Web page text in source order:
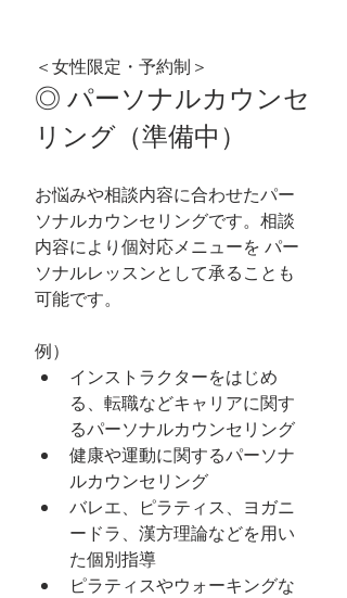
＜女性限定・予約制＞
◎ パーソナルカウンセ
リング （準備中）
お悩みや相談内容に合わせたパー
ソナルカウンセリングです。相談
内容により個対応メニューを パー
ソナルレッスンとして承ることも
可能です。
例）
インストラクターをはじめ
る、転職などキャリアに関す
るパーソナルカウンセリング
健康や運動に関するパーソナ
ルカウンセリング
バレエ、ピラティス、ヨガニ
ードラ、漢方理論などを用い
た個別指導
ピラティスやウォーキングな